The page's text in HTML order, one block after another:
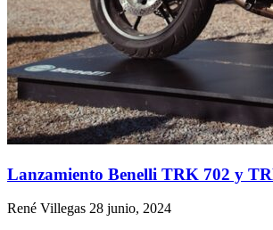
Lanzamiento Benelli TRK 702 y
René Villegas 28 junio, 2024